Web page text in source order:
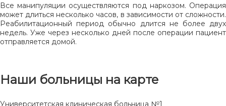
Все манипуляции осуществляются под наркозом. Операция
может длиться несколько часов, в зависимости от сложности.
Реабилитационный период обычно длится не более двух
недель. Уже через несколько дней после операции пациент
отправляется домой.
Наши больницы на карте
Университетская клиническая больница №1